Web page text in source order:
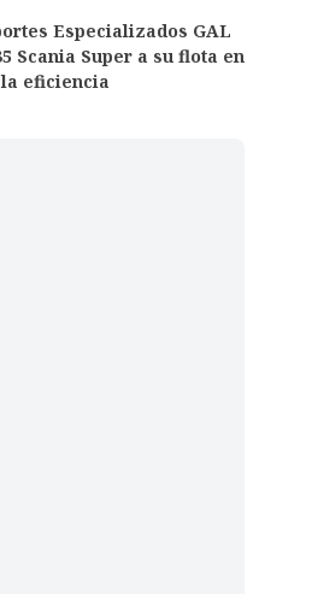
Especializados GAL
Scania Super a su flota en
eficiencia